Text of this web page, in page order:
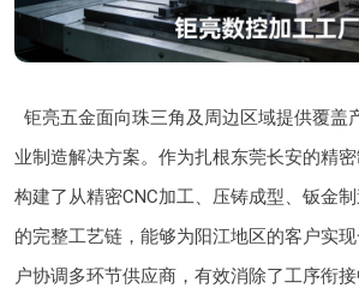
钜亮五金面向珠三角及周边区域提供覆盖
业制造解决方案。作为扎根东莞长安的精
构建了从精密CNC加工、压铸成型、钣金
的完整工艺链，能够为阳江地区的客户实
户协调多环节供应商，有效消除了工序衔